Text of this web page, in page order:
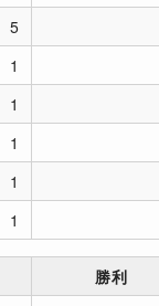
5
1
1
1
1
1
勝利